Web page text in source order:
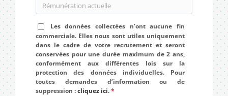
Les données collectées n’ont aucune fin
commerciale. Elles nous sont utiles uniquement
dans le cadre de votre recrutement et seront
conservées pour une durée maximum de 2 ans,
conformément aux différentes lois sur la
protection des données individuelles. Pour
toutes demandes d’information ou de
suppression :cliquez ici.